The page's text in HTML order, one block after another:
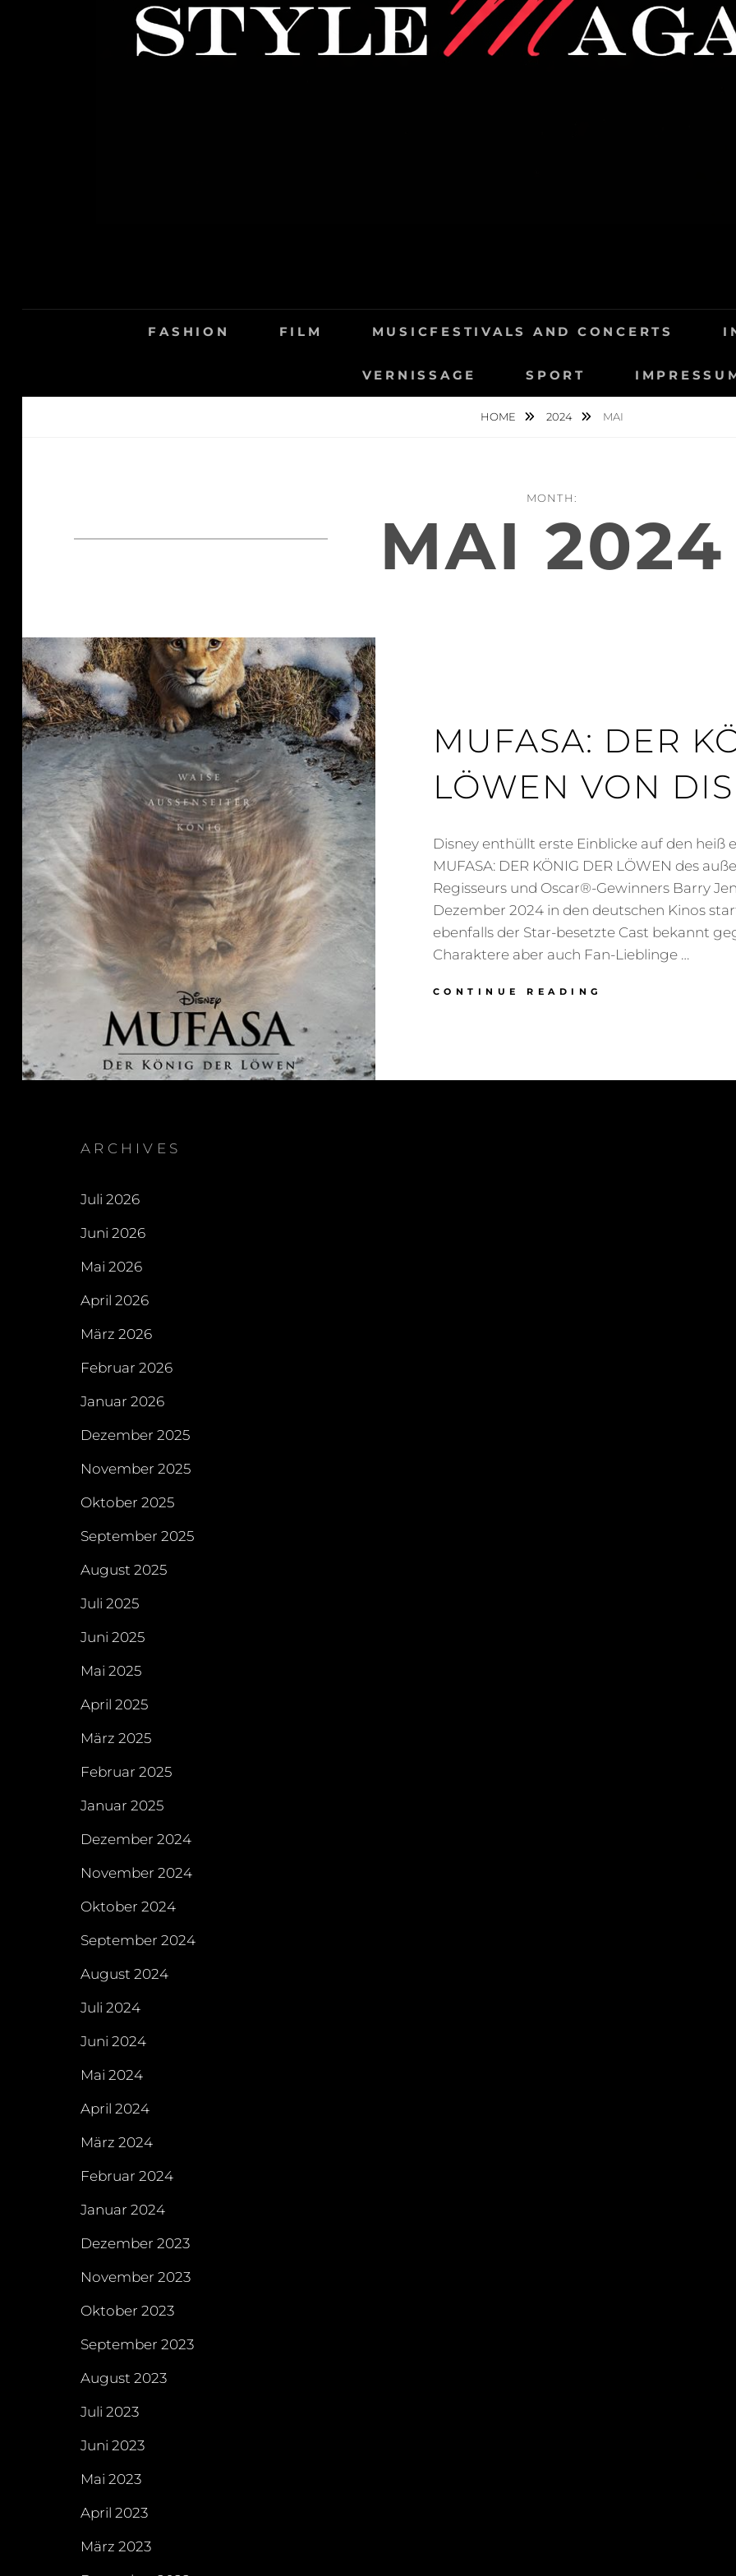
FASHION FILM MUSICFESTIVALS AND CONCERTS
VERNISSAGE SPORT
HOME 2024 MAI
MONTH:
MAI 2024
MUFASA: DER
LÖWEN VON
Disney enthüllt erste Einblicke auf den heiß
MUFASA: DER KÖNIG DER LÖWEN des
Regisseurs und Oscar®-Gewinners Barry
Dezember 2024 in den deutschen Kinos
ebenfalls der Star-besetzte Cast bekannt
Charaktere aber auch Fan-Lieblinge …
CONTINUE READING
ARCHIVES
Juli 2026
Juni 2026
Mai 2026
April 2026
März 2026
Februar 2026
Januar 2026
Dezember 2025
November 2025
Oktober 2025
September 2025
August 2025
Juli 2025
Juni 2025
Mai 2025
April 2025
März 2025
Februar 2025
Januar 2025
Dezember 2024
November 2024
Oktober 2024
September 2024
August 2024
Juli 2024
Juni 2024
Mai 2024
April 2024
März 2024
Februar 2024
Januar 2024
Dezember 2023
November 2023
Oktober 2023
September 2023
August 2023
Juli 2023
Juni 2023
Mai 2023
April 2023
März 2023